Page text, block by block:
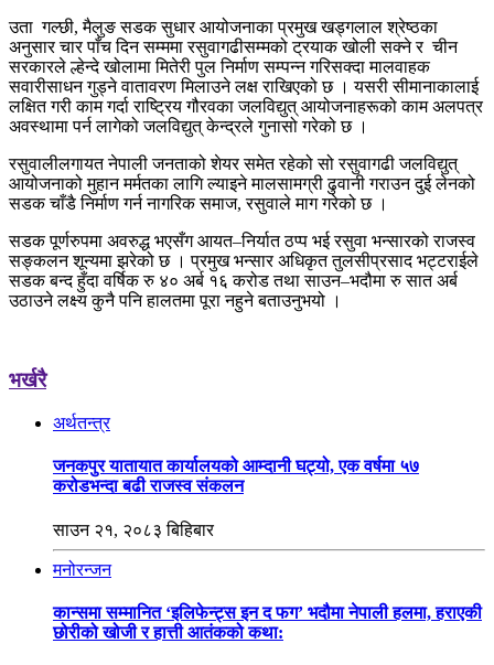
उता गल्छी, मैलुङ सडक सुधार आयोजनाका प्रमुख खड्गलाल श्रेष्ठका
अनुसार चार पाँच दिन सम्ममा रसुवागढीसम्मको ट्रयाक खोली सक्ने र चीन
सरकारले ल्हेन्दे खोलामा मितेरी पुल निर्माण सम्पन्न गरिसक्दा मालवाहक
सवारीसाधन गुड्ने वातावरण मिलाउने लक्ष राखिएको छ । यसरी सीमानाकालाई
लक्षित गरी काम गर्दा राष्ट्रिय गौरवका जलविद्युत् आयोजनाहरूको काम अलपत्र
अवस्थामा पर्न लागेको जलविद्युत् केन्द्रले गुनासो गरेको छ ।
रसुवालीलगायत नेपाली जनताको शेयर समेत रहेको सो रसुवागढी जलविद्युत्
आयोजनाको मुहान मर्मतका लागि ल्याइने मालसामग्री ढुवानी गराउन दुई लेनको
सडक चाँडै निर्माण गर्न नागरिक समाज, रसुवाले माग गरेको छ ।
सडक पूर्णरुपमा अवरुद्ध भएसँग आयत–निर्यात ठप्प भई रसुवा भन्सारको राजस्व
सङ्कलन शून्यमा झरेको छ । प्रमुख भन्सार अधिकृत तुलसीप्रसाद भट्टराईले
सडक बन्द हुँदा वर्षिक रु ४० अर्ब १६ करोड तथा साउन–भदौमा रु सात अर्ब
उठाउने लक्ष्य कुनै पनि हालतमा पूरा नहुने बताउनुभयो ।
भर्खरै
अर्थतन्त्र
जनकपुर यातायात कार्यालयको आम्दानी घट्यो, एक वर्षमा ५७
करोडभन्दा बढी राजस्व संकलन
साउन २१, २०८३ बिहिबार
मनोरन्जन
कान्समा सम्मानित ‘इलिफेन्ट्स इन द फग’ भदौमा नेपाली हलमा, हराएकी
छोरीको खोजी र हात्ती आतंकको कथा: